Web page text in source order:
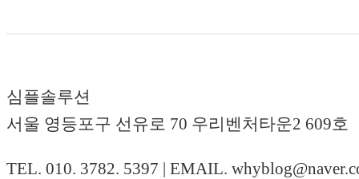
심플솔루션
서울 영등포구 선유로 70 우리벤처타운2 609호
TEL. 010. 3782. 5397 | EMAIL.